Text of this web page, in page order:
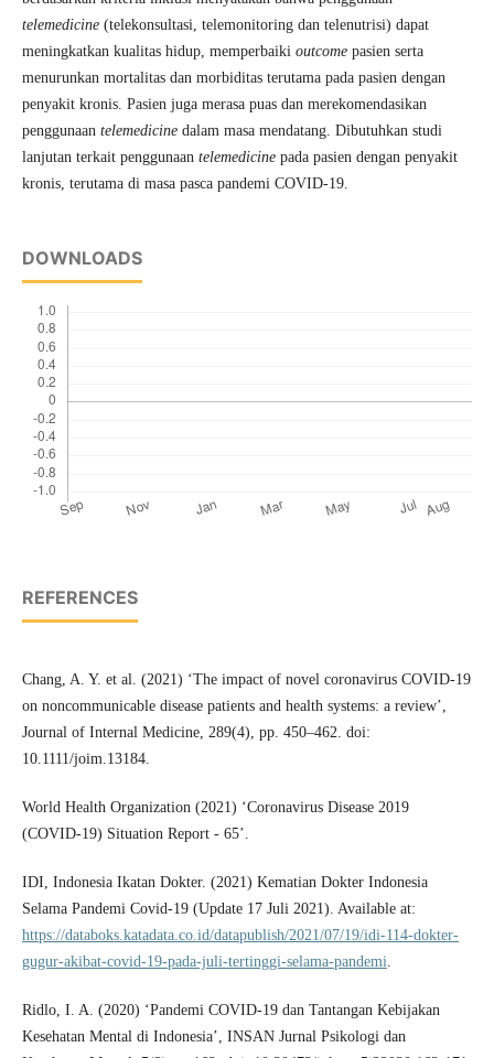
telemedicine(telekonsultasi, telemonitoring dan telenutrisi) dapat
meningkatkan kualitas hidup, memperbaiki outcomepasien serta
menurunkan mortalitas dan morbiditas terutama pada pasien dengan
penyakit kronis. Pasien juga merasa puas dan merekomendasikan
penggunaan telemedicinedalam masa mendatang. Dibutuhkan studi
lanjutan terkait penggunaan telemedicinepada pasien dengan penyakit
kronis, terutama di masa pasca pandemi COVID-19.
DOWNLOADS
REFERENCES
Chang, A. Y. et al. (2021) ‘The impact of novel coronavirus COVID-19
on noncommunicable disease patients and health systems: a review’,
Journal of Internal Medicine, 289(4), pp. 450–462. doi:
10.1111/joim.13184.
World Health Organization (2021) ‘Coronavirus Disease 2019
(COVID-19) Situation Report - 65’.
IDI, Indonesia Ikatan Dokter. (2021) Kematian Dokter Indonesia
Selama Pandemi Covid-19 (Update 17 Juli 2021). Available at:
https://databoks.katadata.co.id/datapublish/2021/07/19/idi-114-dokter-
gugur-akibat-covid-19-pada-juli-tertinggi-selama-pandemi.
Ridlo, I. A. (2020) ‘Pandemi COVID-19 dan Tantangan Kebijakan
Kesehatan Mental di Indonesia’, INSAN Jurnal Psikologi dan